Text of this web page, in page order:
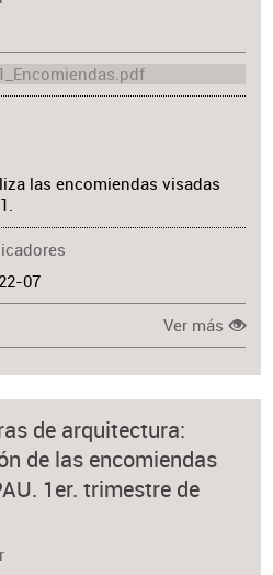
las encomiendas visadas
07
Ver más
de arquitectura:
de las encomiendas
1er. trimestre de